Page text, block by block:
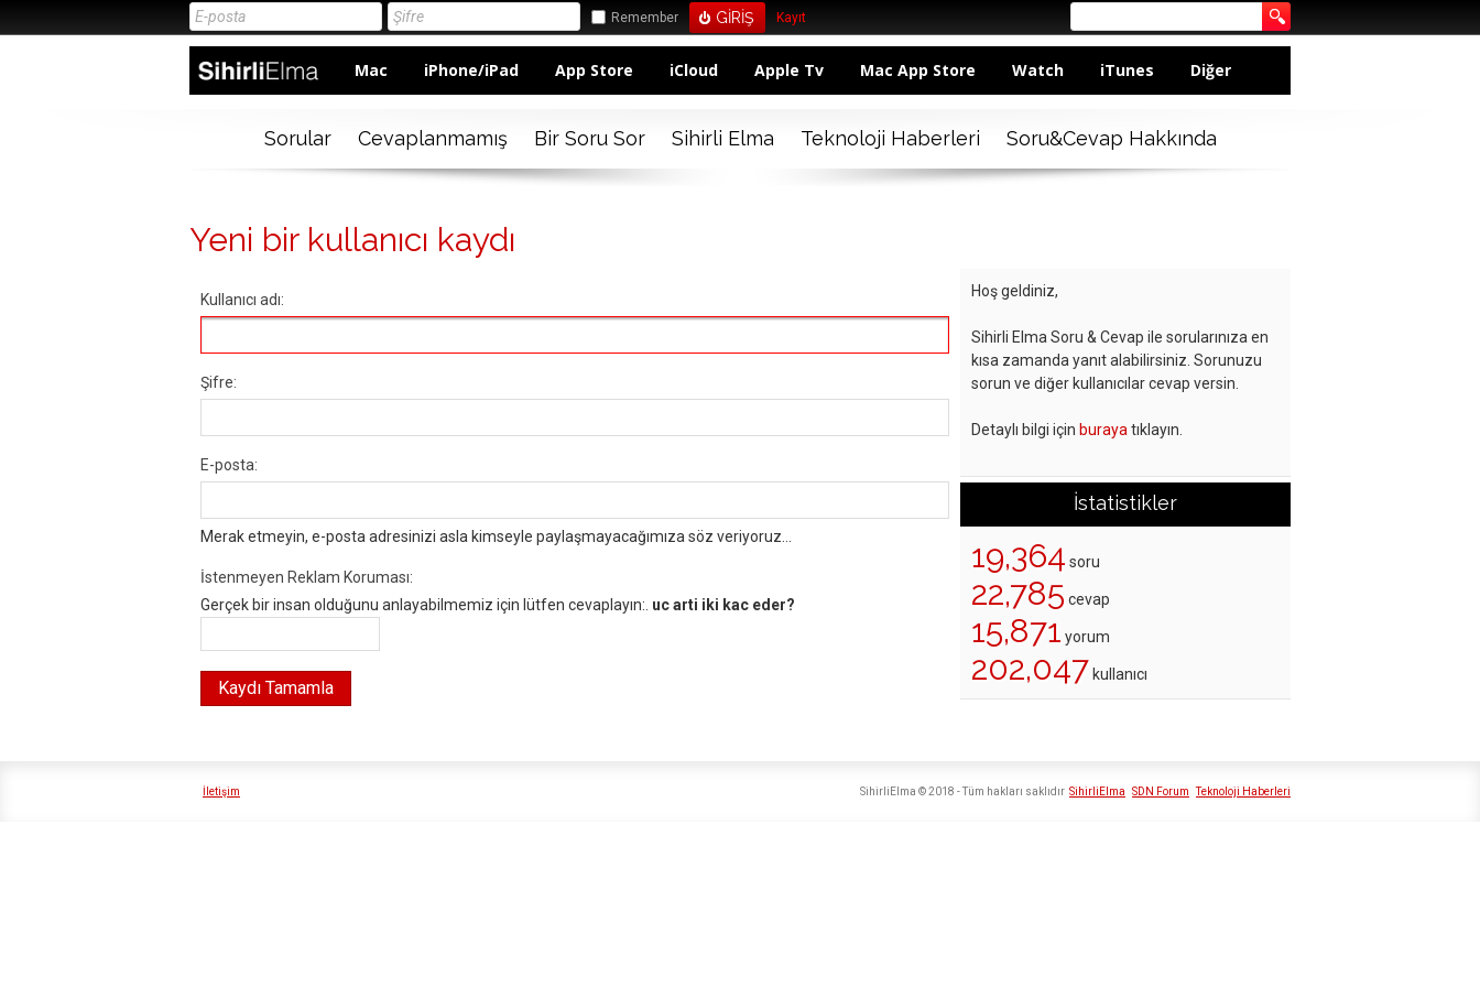
Remember Kayıt
Mac iPhone/iPad App Store iCloud Apple Tv Mac App Store Watch iTunes Diğer
Sorular Cevaplanmamış Bir Soru Sor Sihirli Elma Teknoloji Haberleri Soru&Cevap Hakkında
Yeni bir kullanıcı kaydı
Kullanıcı adı:
Şifre:
E-posta:
Merak etmeyin, e-posta adresinizi asla kimseyle paylaşmayacağımıza söz veriyoruz...
İstenmeyen Reklam Koruması:
Gerçek bir insan olduğunu anlayabilmemiz için lütfen cevaplayın:. uc arti iki kac eder?
Hoş geldiniz,
Sihirli Elma Soru & Cevap ile sorularınıza en
kısa zamanda yanıt alabilirsiniz. Sorunuzu
sorun ve diğer kullanıcılar cevap versin.
Detaylı bilgi için buraya tıklayın.
İstatistikler
19,364 soru
22,785 cevap
15,871 yorum
202,047 kullanıcı
İletişim SihirliElma SDN Forum Teknoloji Haberleri
SihirliElma © 2018 - Tüm hakları saklıdır